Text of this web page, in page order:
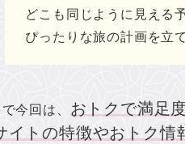
どこも同じように見える
ぴったりな旅の計画を立
今回は、 おトクで満足
イトの特徴やおトク情